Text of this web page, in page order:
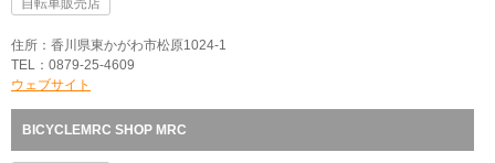
住所：香川県東かがわ市松原1024-1
TEL：0879-25-4609
ウェブサイト
BICYCLEMRC SHOP MRC